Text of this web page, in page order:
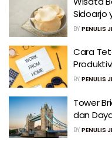
Sidoarjo
BY PENULIS
Cara
BY PENULIS
Tower
dan
BY PENULIS